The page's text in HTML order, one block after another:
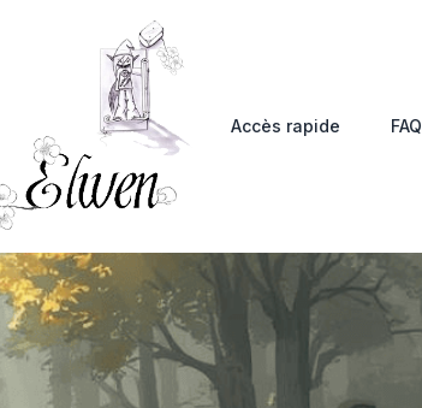
Accès rapide FAQ